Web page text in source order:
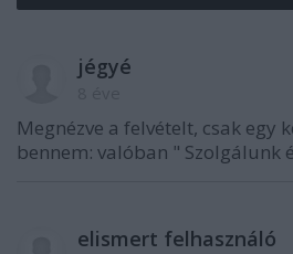
jégyé
Megnézve a felvételt, csak egy
bennem: valóban " Szolgálunk
elismert felhasználó